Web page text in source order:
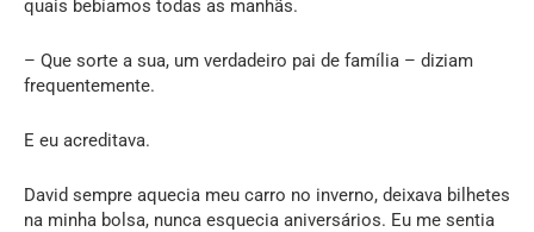
quais bebíamos todas as manhãs.
– Que sorte a sua, um verdadeiro pai de família – diziam
frequentemente.
E eu acreditava.
David sempre aquecia meu carro no inverno, deixava bilhetes
na minha bolsa, nunca esquecia aniversários. Eu me sentia